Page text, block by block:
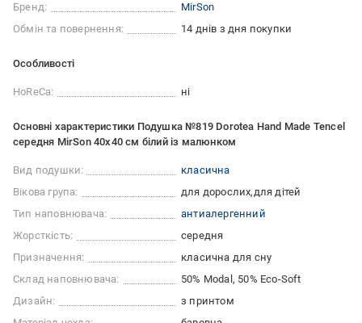
Бренд:
MirSon
Обмін та повернення:
14 днів з дня покупки
Особливості
HoReCa: ні
Основні характеристики Подушка №819 Dorotea Hand Made Tencel
середня MirSon 40x40 см білий із малюнком
Вид подушки:
класична
Вікова група:
для дорослих для дітей
Тип наповнювача:
антиалергенний
Жорсткість:
середня
Призначення:
класична для сну
Склад наповнювача:
50% Modal, 50% Eco-Soft
Дизайн:
з принтом